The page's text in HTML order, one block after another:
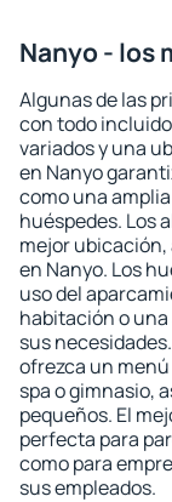
Nanyo - los
Algunas de las
con todo
variados y una
en Nanyo
como una
huéspedes. Los
mejor
en Nanyo. Los
uso del
habitación o
sus
ofrezca un
spa o gimnasio,
pequeños. El
perfecta para
como para
sus empleados.